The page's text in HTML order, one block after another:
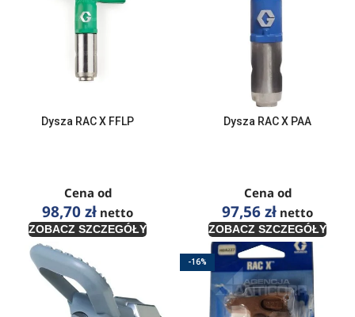
Dysza RAC X FFLP
Cena od
98,70zł netto
ZOBACZ SZCZEGÓŁY
Dysza RAC X PAA
Cena od
97,56zł netto
ZOBACZ SZCZEGÓŁY
-16%